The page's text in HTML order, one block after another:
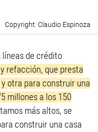
Claudio Espinoza
de crédito
refacción, que presta
otra para construir una
millones a los 150
más altos, se
construir una casa